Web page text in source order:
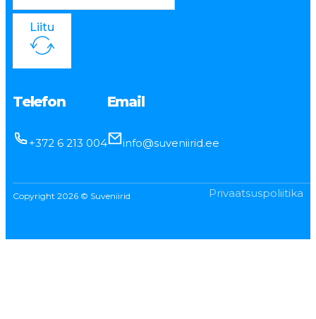
Liitu
Telefon
+372 6 213 004
Email
info@suveniirid.ee
Copyright 2026 © Suveniirid Privaatsuspoliitika